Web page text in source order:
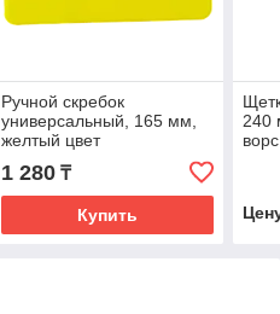
Ручной скребок
универсальный, 165 мм,
желтый цвет
1 280₸
Купить
240